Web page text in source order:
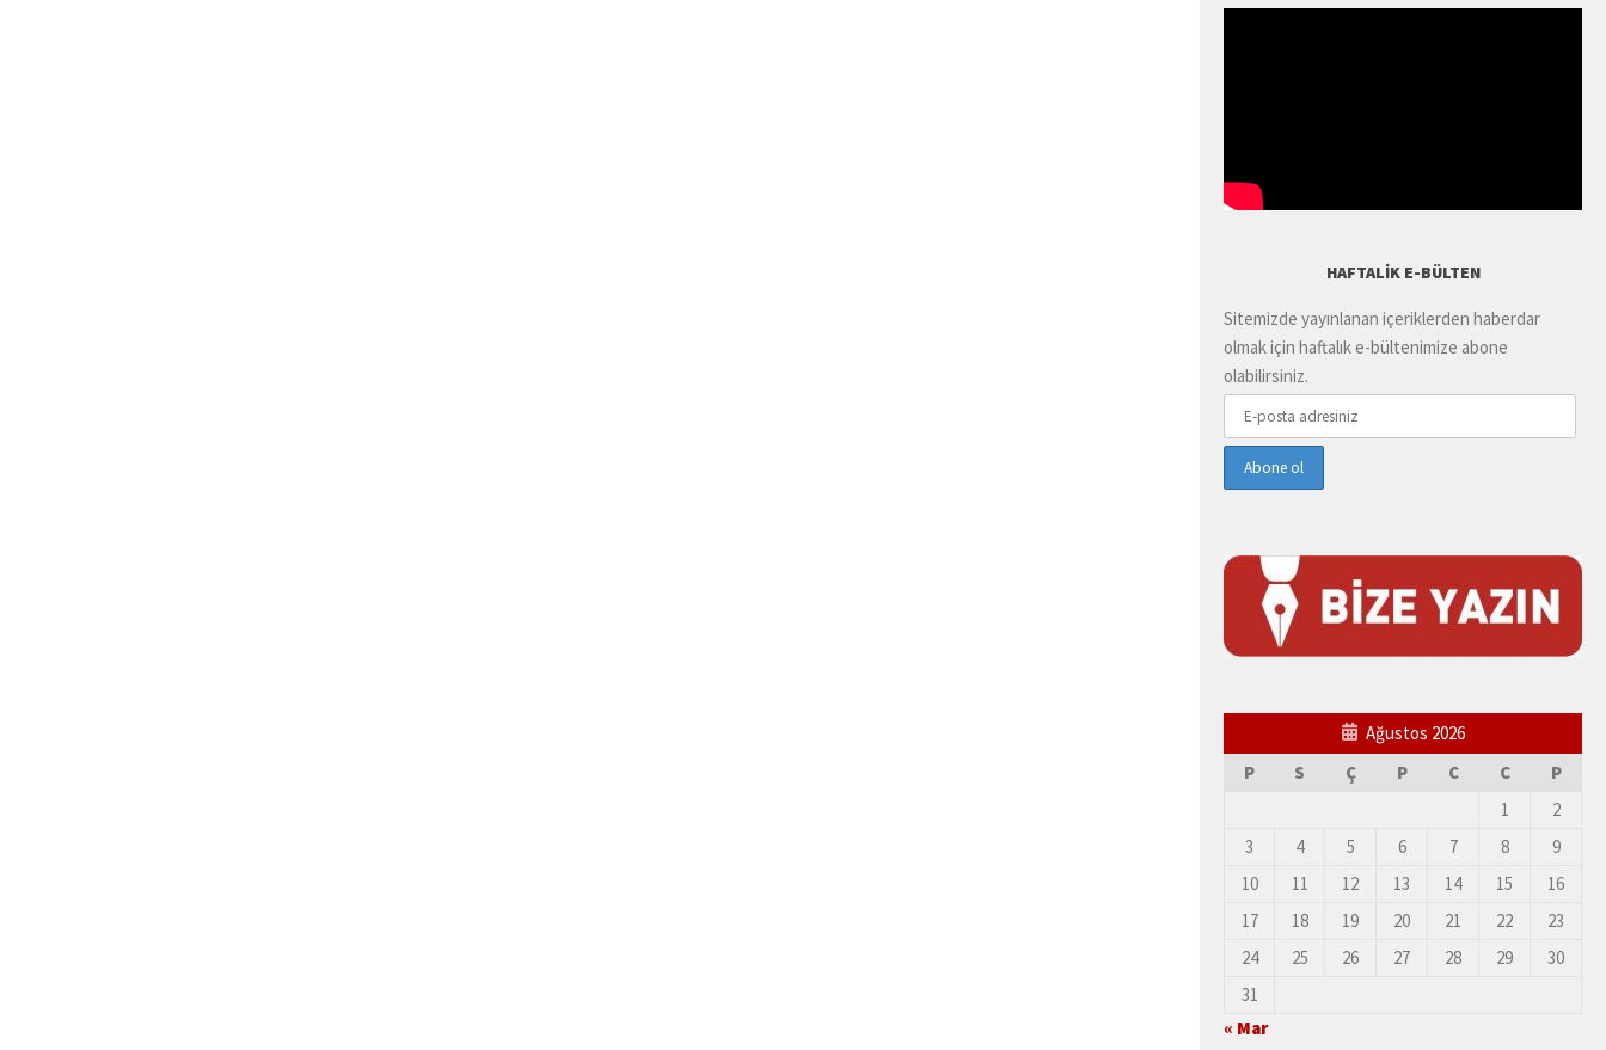
HAFTALIK E-BÜLTEN
Sitemizde yayınlanan içeriklerden haberdar
olmak için haftalık e-bültenimize abone
olabilirsiniz.
Ağustos 2026
P
S Ç P C C
P
1
2
3
4 5 6 7 8
9
10
11 12 13 14 15
16
17
18 19 20 21 22
23
24
25 26 27 28 29
30
31
« Mar